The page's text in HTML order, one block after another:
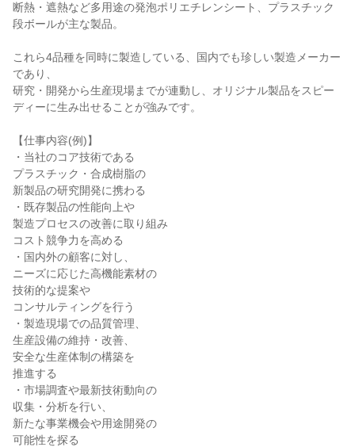
断熱・遮熱など多用途の発泡ポリエチレンシート、プラスチック
段ボールが主な製品。
これら4品種を同時に製造している、国内でも珍しい製造メーカー
であり、
研究・開発から生産現場までが連動し、オリジナル製品をスピー
ディーに生み出せることが強みです。
【仕事内容(例)】
・当社のコア技術である
プラスチック・合成樹脂の
新製品の研究開発に携わる
・既存製品の性能向上や
製造プロセスの改善に取り組み
コスト競争力を高める
・国内外の顧客に対し、
ニーズに応じた高機能素材の
技術的な提案や
コンサルティングを行う
・製造現場での品質管理、
生産設備の維持・改善、
安全な生産体制の構築を
推進する
・市場調査や最新技術動向の
収集・分析を行い、
新たな事業機会や用途開発の
可能性を探る